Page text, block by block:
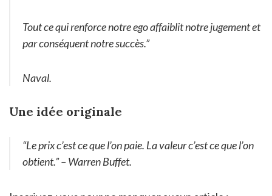
Tout ce qui renforce notre ego affaiblit notre jugement et
par conséquent notre succès.”
Naval.
Une idée originale
“Le prix c’est ce que l’on paie. La valeur c’est ce que l’on
obtient.” – Warren Buffet.